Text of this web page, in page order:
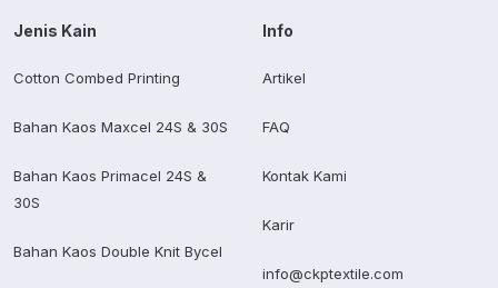
Jenis Kain
Cotton Combed Printing
Bahan Kaos Maxcel 24S & 30S
Bahan Kaos Primacel 24S &
30S
Bahan Kaos Double Knit Bycel
Info
Artikel
FAQ
Kontak Kami
Karir
info@ckptextile.com